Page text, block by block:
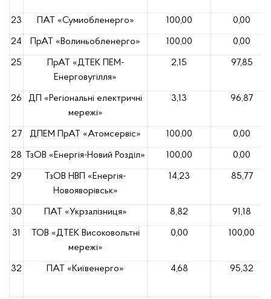
23 ПАТ «Сумиобленерго» 100,00 0,00
24 ПрАТ «Волиньобленерго» 100,00 0,00
25
ПрАТ «ДТЕК ПЕМ-
Енерговугілля»
2,15 97,85
26
ДП «Регіональні електричні
мережі»
3,13 96,87
27 ДПЕМ ПрАТ «Атомсервiс» 100,00 0,00
28 ТзОВ «Енергія-Новий Розділ» 100,00 0,00
29
ТзОВ НВП «Енергія-
Новояворівськ»
14,23 85,77
30 ПАТ «Укрзалізниця» 8,82 91,18
31
ТОВ «ДТЕК Високовольтні
мережі»
0,00 100,00
32 ПАТ «Київенерго» 4,68 95,32